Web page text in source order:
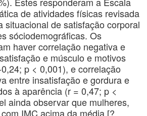
de atividades físicas revisada
situacional de satisfação corporal
sóciodemográficas. Os
haver correlação negativa e
e músculo e motivos
p < 0,001), e correlação
entre insatisfação e gordura e
à aparência (r = 0,47; p <
ainda observar que mulheres,
IMC acima da média [?